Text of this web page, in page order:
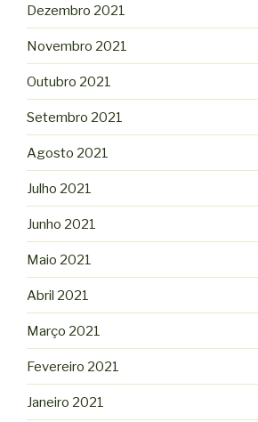
Dezembro 2021
Novembro 2021
Outubro 2021
Setembro 2021
Agosto 2021
Julho 2021
Junho 2021
Maio 2021
Abril 2021
Março 2021
Fevereiro 2021
Janeiro 2021